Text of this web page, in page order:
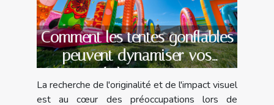
Comment les tentes gonflables
peuvent dynamiser vos
évènements
La recherche de l'originalité et de l'impact visuel
est au cœur des préoccupations lors de